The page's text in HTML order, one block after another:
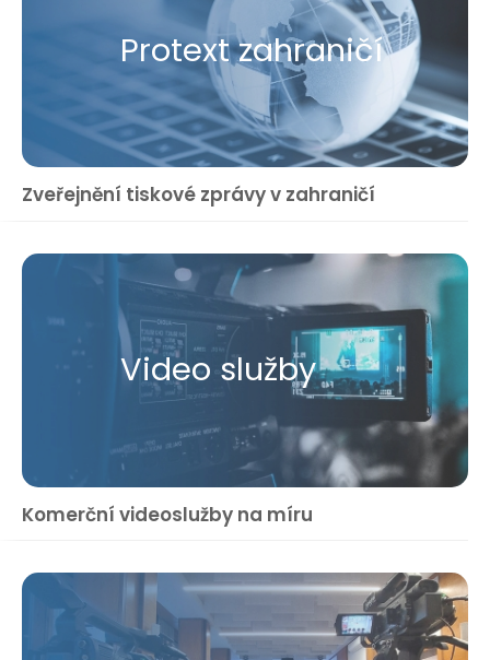
Protext zahraničí
Zveřejnění tiskové zprávy v zahraničí
Video služby
Komerční videoslužby na míru